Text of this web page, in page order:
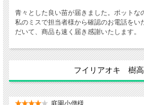
青々とした良い苗が届きました。ポットな
私のミスで担当者様から確認のお電話をい
だいて、商品も速く届き感謝いたします。
フイリアオキ 樹高
庭園小僧様